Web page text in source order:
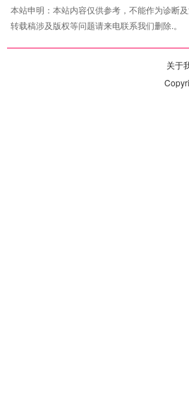
本站申明：本站内容仅供参考，不能作为诊断
转载稿涉及版权等问题请来电联系我们删除.。
关于